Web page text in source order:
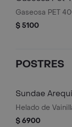
Gaseosa PET
$ 5100
POSTRES
Sundae
Helado de
$ 6900